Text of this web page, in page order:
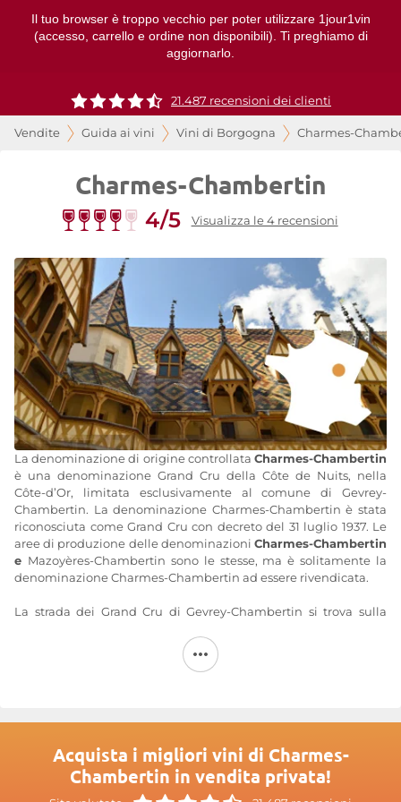
Il tuo browser è troppo vecchio per poter utilizzare 1jour1vin
(accesso, carrello e ordine non disponibili). Ti preghiamo di
aggiornarlo.
21.487 recensioni dei clienti
Vendite Guida ai vini Vini di Borgogna Charmes-
Charmes-Chambertin
4/5 Visualizza le 4 recensioni
La denominazione di origine controllata Charmes-Chambertin
è una denominazione Grand Cru della Côte de Nuits, nella
Côte-d’Or, limitata esclusivamente al comune di Gevrey-
Chambertin. La denominazione Charmes-Chambertin è stata
riconosciuta come Grand Cru con decreto del 31 luglio 1937. Le
aree di produzione delle denominazioni Charmes-Chambertin
e Mazoyères-Chambertin sono le stesse, ma è solitamente la
denominazione Charmes-Chambertin ad essere rivendicata.
La strada dei Grand Cru di Gevrey-Chambertin si trova sulla
Denis, tra la valle di Lavaux e quella di Morey. Questo lungo
versante poggia su roccia dura: alcune decine di centimetri di
altitudine, con esposizione a est, e produce solo 150.000
bottiglie all’anno.
vini Charmes-Chambertin Grand Cru sono rossi prodotti
Acquista i migliori vini di Charmes-
Chambertin in vendita privata!